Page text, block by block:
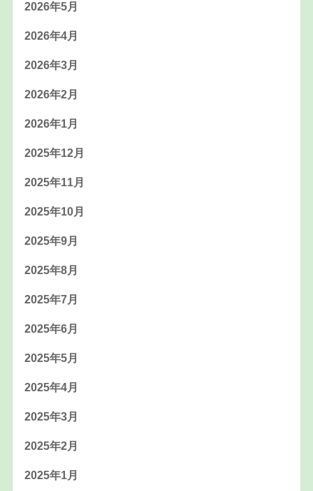
2026年5月
2026年4月
2026年3月
2026年2月
2026年1月
2025年12月
2025年11月
2025年10月
2025年9月
2025年8月
2025年7月
2025年6月
2025年5月
2025年4月
2025年3月
2025年2月
2025年1月